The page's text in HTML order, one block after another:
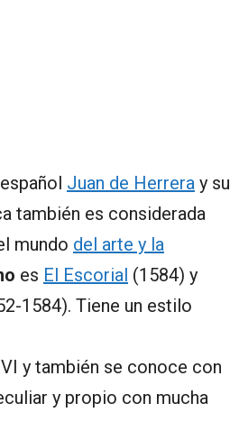
Juan de Herrera y su
también es considerada
mundo del arte y la
es El Escorial (1584) y
1584). Tiene un estilo
y también se conoce con
y propio con mucha